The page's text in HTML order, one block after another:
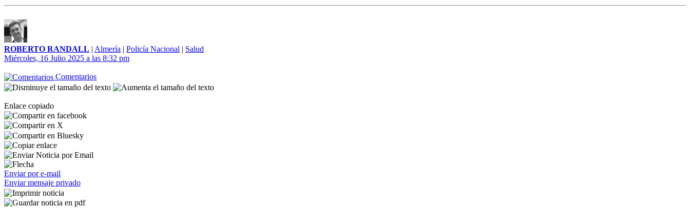
ROBERTO RANDALL | Almería | Policía Nacional | Salud
Miércoles, 16 Julio 2025 a las 8:32 pm
Comentarios
Enlace copiado
Enviar por e-mail
Enviar mensaje privado